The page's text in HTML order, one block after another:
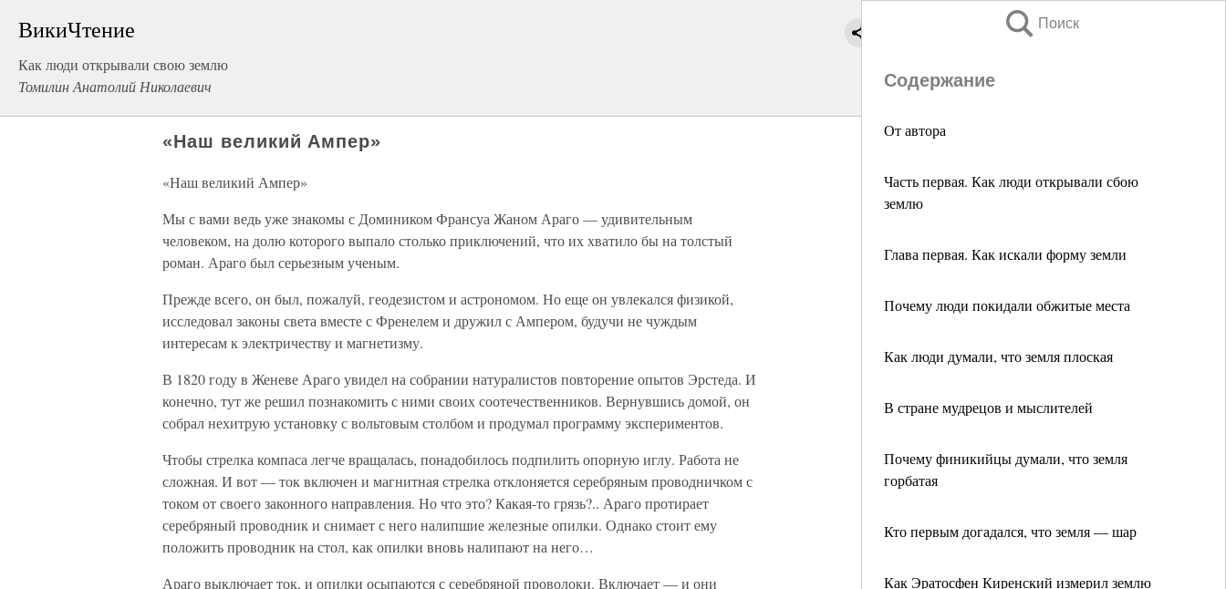
ВикиЧтение
Как люди открывали свою землю
Томилин Анатолий Николаевич
Поиск
Содержание
От автора
Часть первая. Как люди открывали сбою
землю
Глава первая. Как искали форму земли
Почему люди покидали обжитые места
Как люди думали, что земля плоская
В стране мудрецов и мыслителей
Почему финикийцы думали, что земля
горбатая
Кто первым догадался, что земля — шар
Как Эратосфен Киренский измерил землю
«Наш великий Ампер»
«Наш великий Ампер»
Мы с вами ведь уже знакомы с Домиником Франсуа Жаном Араго — удивительным
человеком, на долю которого выпало столько приключений, что их хватило бы на толстый
роман. Араго был серьезным ученым.
Прежде всего, он был, пожалуй, геодезистом и астрономом. Но еще он увлекался физикой,
исследовал законы света вместе с Френелем и дружил с Ампером, будучи не чуждым
интересам к электричеству и магнетизму.
В 1820 году в Женеве Араго увидел на собрании натуралистов повторение опытов Эрстеда. И
конечно, тут же решил познакомить с ними своих соотечественников. Вернувшись домой, он
собрал нехитрую установку с вольтовым столбом и продумал программу экспериментов.
Чтобы стрелка компаса легче вращалась, понадобилось подпилить опорную иглу. Работа не
сложная. И вот — ток включен и магнитная стрелка отклоняется серебряным проводничком с
током от своего законного направления. Но что это? Какая-то грязь?.. Араго протирает
серебряный проводник и снимает с него налипшие железные опилки. Однако стоит ему
положить проводник на стол, как опилки вновь налипают на него…
Араго выключает ток, и опилки осыпаются с серебряной проволоки. Включает — и они